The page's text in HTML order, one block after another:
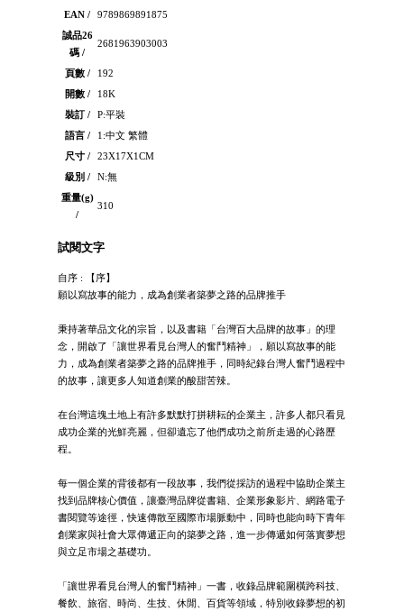
EAN /
9789869891875
誠品26
碼 /
2681963903003
頁數 /
192
開數 /
18K
裝訂 /
P:平裝
語言 /
1:中文 繁體
尺寸 /
23X17X1CM
級別 /
N:無
重量(g)
/
310
試閱文字
自序 : 【序】
願以寫故事的能力，成為創業者築夢之路的品牌推手
秉持著華品文化的宗旨，以及書籍「台灣百大品牌的故事」的理
念，開啟了「讓世界看見台灣人的奮鬥精神」，願以寫故事的能
力，成為創業者築夢之路的品牌推手，同時紀錄台灣人奮鬥過程中
的故事，讓更多人知道創業的酸甜苦辣。
在台灣這塊土地上有許多默默打拼耕耘的企業主，許多人都只看見
成功企業的光鮮亮麗，但卻遺忘了他們成功之前所走過的心路歷
程。
每一個企業的背後都有一段故事，我們從採訪的過程中協助企業主
找到品牌核心價值，讓臺灣品牌從書籍、企業形象影片、網路電子
書閱覽等途徑，快速傳散至國際市場脈動中，同時也能向時下青年
創業家與社會大眾傳遞正向的築夢之路，進一步傳遞如何落實夢想
與立足市場之基礎功。
「讓世界看見台灣人的奮鬥精神」一書，收錄品牌範圍橫跨科技、
餐飲、旅宿、時尚、生技、休閒、百貨等領域，特別收錄夢想的初